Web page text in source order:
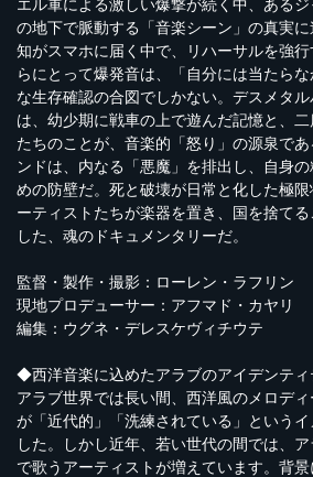
エル軍による激しい爆撃が続く中、ある
の地下で脈動する「音楽シーン」の真実
知がスマホに届く中で、リハーサルを強
らにとって爆発音は、「自分には当たら
な生存確認の合図でしかない。デスメタ
は、幼少期に戦車の上で遊んだ記憶と、
たちのことが、音楽的「怒り」の源泉で
ンドは、内なる「悪魔」を排出し、自身
めの防壁だ。死と破壊が日常と化した極
ーティストたちが楽器を置き、国を捨て
した、魂のドキュメンタリーだ。
監督・製作・撮影：ローレン・ラフリン
現地プロデューサー：アフマド・カヤリ
編集：ウグネ・デレスケヴィチウテ
◆西洋音楽に込めたアラブのアイデンティ
アラブ世界では長い間、西洋風のメロデ
が「近代的」「洗練されている」という
した。しかし近年、若い世代の間では、
で歌うアーティストが増えています。背